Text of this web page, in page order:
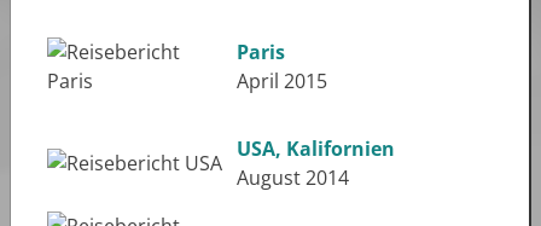
Paris
April 2015
USA, Kalifornien
August 2014